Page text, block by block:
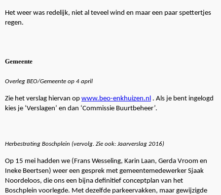
Het weer was redelijk, niet al teveel wind en maar een paar spettertjes
regen.
Gemeente
Overleg BEO/Gemeente op 4 april
Zie het verslag hiervan op www.beo-enkhuizen.nl . Als je bent ingelogd
kies je ‘Verslagen’ en dan ‘Commissie Buurtbeheer’.
Herbestrating Boschplein (vervolg. Zie ook: Jaarverslag 2016)
Op 15 mei hadden we (Frans Wesseling, Karin Laan, Gerda Vroom en
Ineke Beertsen) weer een gesprek met gemeentemedewerker Sjaak
Noordeloos, die ons een bijna definitief conceptplan van het
Boschplein voorlegde. Met dezelfde parkeervakken, maar gewijzigde